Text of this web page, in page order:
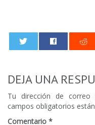
DEJA UNA
Tu dirección de correo
campos obligatorios
Comentario *